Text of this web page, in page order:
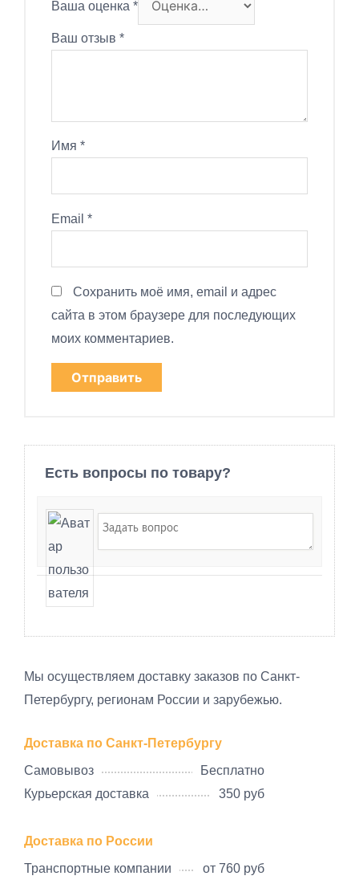
Ваша оценка *
Ваш отзыв *
Имя *
Email *
Сохранить моё имя, email и адрес
сайта в этом браузере для последующих
моих комментариев.
Есть вопросы по товару?
Мы осуществляем доставку заказов по Санкт-
Петербургу, регионам России и зарубежью.
Доставка по Санкт-Петербургу
Самовывоз
Бесплатно
Курьерская доставка
350 руб
Доставка по России
Транспортные компании
от 760 руб